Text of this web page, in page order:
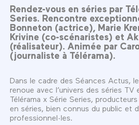
Rendez-vous en séries par
Series. Rencontre
Bonneton (actrice), Marie
Krivine (co-scénaristes) et
(réalisateur). Animée par
(journaliste à Télérama).
Dans le cadre des Séances Actus,
renoue avec l’univers des séries TV
Télérama x Série Series,
en séries, bien connus du public et
professionnel·les.